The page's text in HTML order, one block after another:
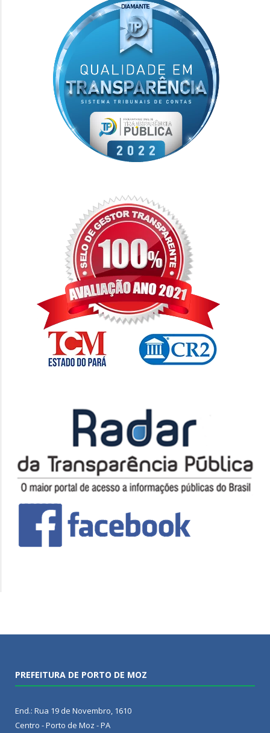
PREFEITURA DE PORTO DE MOZ
End.: Rua 19 de Novembro, 1610
Centro - Porto de Moz - PA